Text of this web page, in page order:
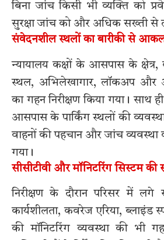
बिना जांच किसी भी व्यक्ति को
सुरक्षा जांच को और अधिक सख्ती से
संवेदनशील स्थलों का बारीकी से
न्यायालय कक्षों के आसपास के क्षेत्र,
स्थल, अभिलेखागार, लॉकअप और
का गहन निरीक्षण किया गया। साथ
आसपास के पार्किंग स्थलों की
वाहनों की पहचान और जांच व्यवस्था
गया।
सीसीटीवी और मॉनिटरिंग सिस्टम की
निरीक्षण के दौरान परिसर में लगे
कार्यशीलता, कवरेज एरिया, ब्लाइंड
की मॉनिटरिंग व्यवस्था की भी